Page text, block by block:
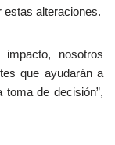
estas alteraciones.
nosotros
que ayudarán a
de decisión”,